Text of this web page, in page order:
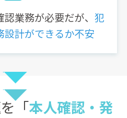
業務が必要だが、 犯
計ができるか不安
「本人確認・発